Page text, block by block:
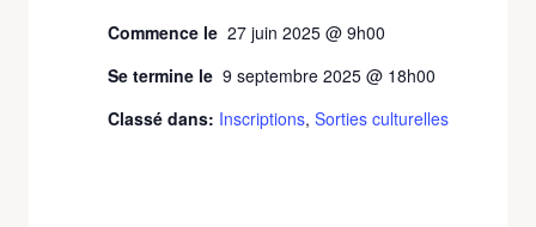
Commence le 27 juin 2025 @ 9h00
Se termine le 9 septembre 2025 @ 18h00
Classé dans: Inscriptions, Sorties culturelles